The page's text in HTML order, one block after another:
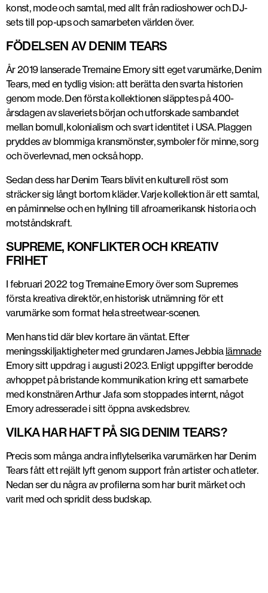
konst, mode och samtal, med allt från radioshower och DJ-
sets till pop-ups och samarbeten världen över.
FÖDELSEN AV DENIM TEARS
År 2019 lanserade Tremaine Emory sitt eget varumärke, Denim
Tears, med en tydlig vision: att berätta den svarta historien
genom mode.Den första kollektionen släpptes på400-
årsdagen av slaveriets börjanoch utforskade sambandet
mellan bomull, kolonialism och svart identitet i USA.Plaggen
pryddes av blommiga kransmönster, symboler för minne, sorg
och överlevnad, men också hopp.
Sedan dess har Denim Tears blivit en kulturell röst som
sträcker sig långt bortom kläder. Varje kollektion är ett samtal,
en påminnelse och en hyllning till afroamerikansk historia och
motståndskraft.
SUPREME, KONFLIKTER OCH KREATIV
FRIHET
I februari 2022 tog Tremaine Emory över som Supremes
första kreativa direktör,en historisk utnämning för ett
varumärke som format hela streetwear-scenen.
Men hans tid där blev kortare än väntat. Efter
meningsskiljaktigheter med grundaren James Jebbia lämnade
Emory sitt uppdrag i augusti 2023. Enligt uppgifter berodde
avhoppet på bristande kommunikation kring ett samarbete
med konstnärenArthur Jafasom stoppades internt, något
Emory adresserade i sitt öppna avskedsbrev.
VILKA HAR HAFT PÅ SIG DENIM TEARS?
Precis som många andra inflytelserika varumärken har Denim
Tearsfått ett rejält lyft genom support från artister och atleter.
Nedan ser du några av profilerna som har burit märket och
varit med och spridit dess budskap.